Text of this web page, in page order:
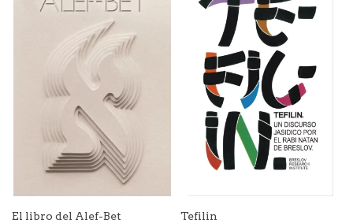
El libro del Alef-Bet
Tefilin